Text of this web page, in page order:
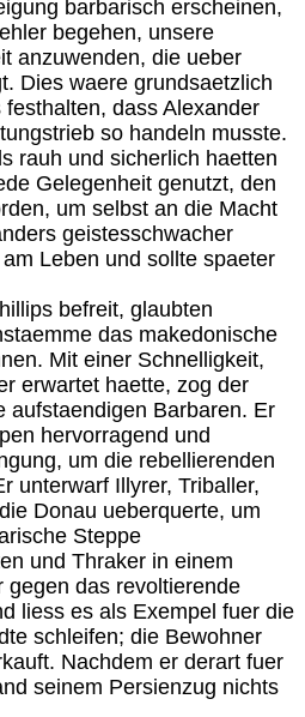
barbarisch erscheinen,
begehen, unsere
anzuwenden, die ueber
Dies waere grundsaetzlich
dass Alexander
so handeln musste.
rauh und sicherlich haetten
Gelegenheit genutzt, den
um selbst an die Macht
geistesschwacher
Leben und sollte spaeter
befreit, glaubten
das makedonische
Mit einer Schnelligkeit,
erwartet haette, zog der
aufstaendigen Barbaren. Er
hervorragend und
um die rebellierenden
unterwarf Illyrer, Triballer,
Donau ueberquerte, um
Steppe
und Thraker in einem
gegen das revoltierende
liess es als Exempel fuer die
schleifen; die Bewohner
Nachdem er derart fuer
seinem Persienzug nichts